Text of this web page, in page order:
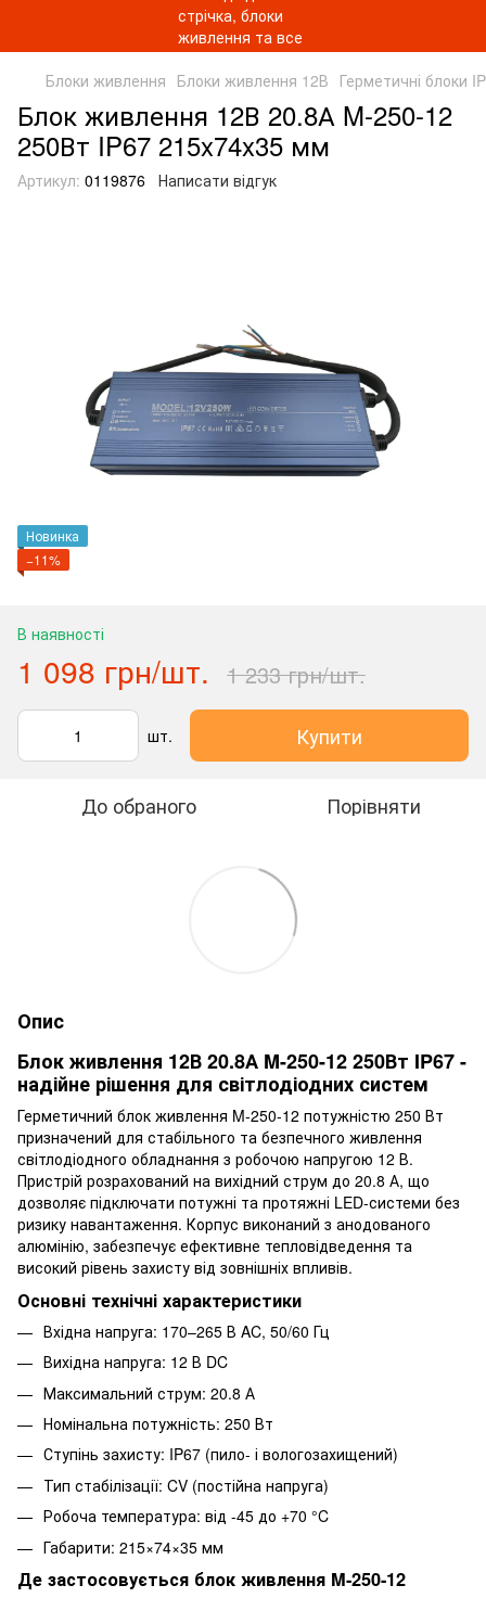
Блоки живлення Блоки живлення 12В Герметичні блоки
Блок живлення 12В 20.8А M-250-12
250Вт IP67 215x74x35 мм
Артикул: 0119876 Написати відгук
Новинка
−11%
В наявності
1 098 грн/шт. 1 233 грн/шт.
шт. Купити
До обраного Порівняти
Опис
Блок живлення 12В 20.8А M-250-12 250Вт IP67 -
надійне рішення для світлодіодних систем
Герметичний блок живлення M-250-12 потужністю 250 Вт
призначений для стабільного та безпечного живлення
світлодіодного обладнання з робочою напругою 12 В.
Пристрій розрахований на вихідний струм до 20.8 А, що
дозволяє підключати потужні та протяжні LED-системи без
ризику навантаження. Корпус виконаний з анодованого
алюмінію, забезпечує ефективне тепловідведення та
високий рівень захисту від зовнішніх впливів.
Основні технічні характеристики
Вхідна напруга: 170–265 В AC, 50/60 Гц
Вихідна напруга: 12 В DC
Максимальний струм: 20.8 А
Номінальна потужність: 250 Вт
Ступінь захисту: IP67 (пило- і вологозахищений)
Тип стабілізації: CV (постійна напруга)
Робоча температура: від -45 до +70 °C
Габарити: 215×74×35 мм
Де застосовується блок живлення M-250-12